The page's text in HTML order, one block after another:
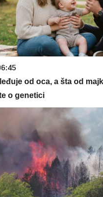
od oca, a šta od
o genetici